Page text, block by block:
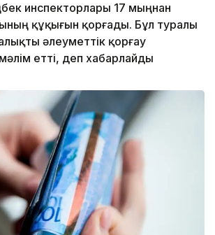
инспекторлары 17 мыңнан
құқығын қорғады. Бұл туралы
әлеуметтік қорғау
етті, деп хабарлайды